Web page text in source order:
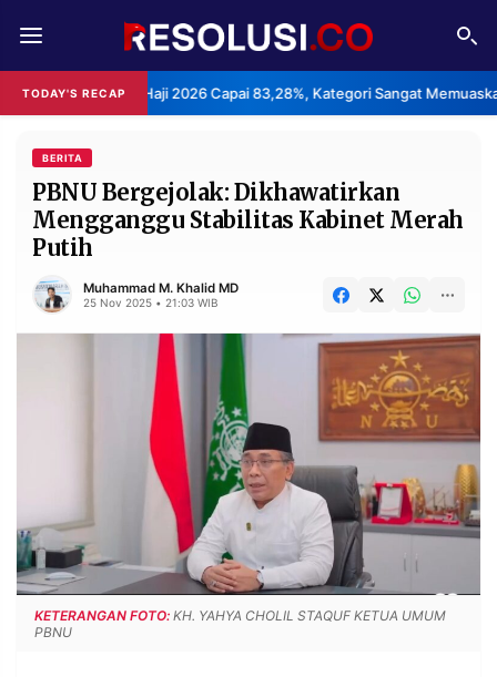
TODAY'S RECAP
Haji 2026 Capai 83,28%, Kategori Sangat Memuaskan. •
REDAKSI TENTANG
RESOLUSI IKLAN
RUBRIKASI
EDITORIAL
FINANSIA PERSONA
DAERAH NASIONAL
SPORT
BERITA
WARGA
INFORMASI
IKLAN
KIRIM
TULISAN
PENGADUAN TERM
BERITA
PBNU Bergejolak: Dikhawatirkan
Mengganggu Stabilitas Kabinet Merah
Putih
Muhammad M. Khalid MD
25 Nov 2025 • 21:03 WIB
KETERANGAN FOTO: KH. YAHYA CHOLIL STAQUF KETUA UMUM
PBNU